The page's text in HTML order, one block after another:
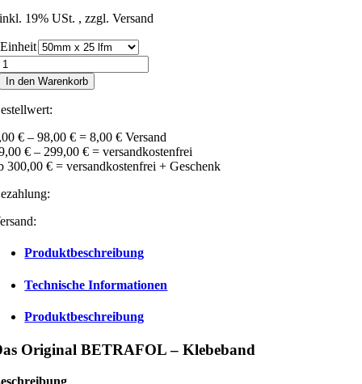
inkl. 19% USt. , zzgl. Versand
Einheit
In den Warenkorb
€ – 98,00 € = 8,00 € Versand
€ – 299,00 € = versandkostenfrei
300,00 € = versandkostenfrei + Geschenk
Produktbeschreibung
Technische Informationen
Produktbeschreibung
Original BETRAFOL – Klebeband